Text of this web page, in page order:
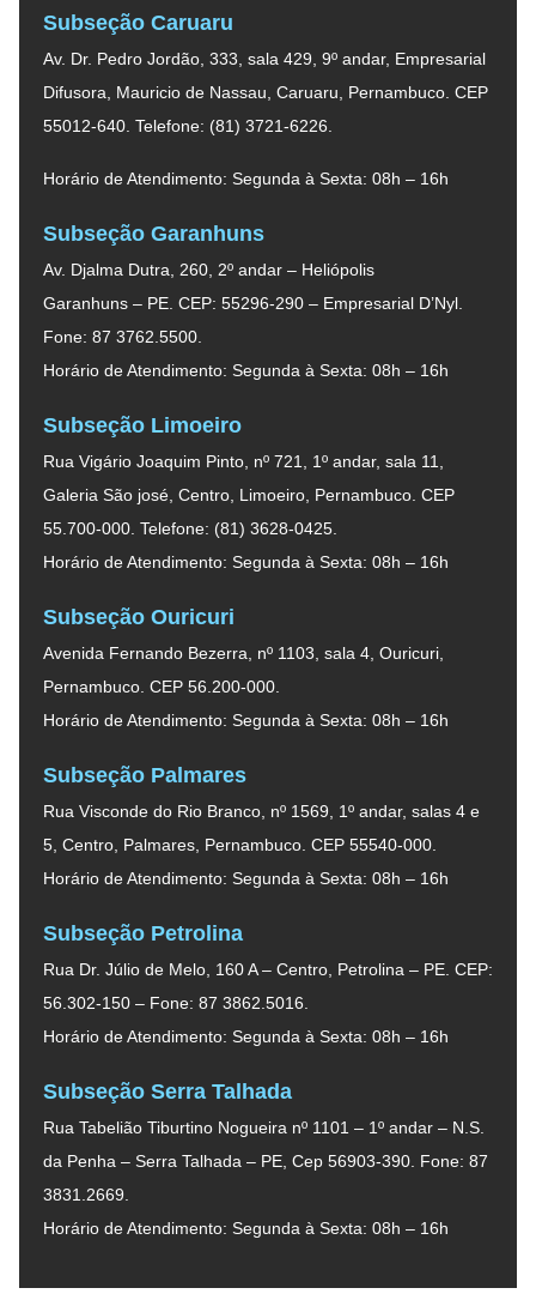
Subseção Caruaru
Av. Dr. Pedro Jordão, 333, sala 429, 9º andar, Empresarial
Difusora, Mauricio de Nassau, Caruaru, Pernambuco. CEP
55012-640. Telefone: (81) 3721-6226.
Horário de Atendimento: Segunda à Sexta: 08h – 16h
Subseção Garanhuns
Av. Djalma Dutra, 260, 2º andar – Heliópolis
Garanhuns – PE. CEP: 55296-290 – Empresarial D’Nyl.
Fone: 87 3762.5500.
Horário de Atendimento: Segunda à Sexta: 08h – 16h
Subseção Limoeiro
Rua Vigário Joaquim Pinto, nº 721, 1º andar, sala 11,
Galeria São josé, Centro, Limoeiro, Pernambuco. CEP
55.700-000. Telefone: (81) 3628-0425.
Horário de Atendimento: Segunda à Sexta: 08h – 16h
Subseção Ouricuri
Avenida Fernando Bezerra, nº 1103, sala 4, Ouricuri,
Pernambuco. CEP 56.200-000.
Horário de Atendimento: Segunda à Sexta: 08h – 16h
Subseção Palmares
Rua Visconde do Rio Branco, nº 1569, 1º andar, salas 4 e
5, Centro, Palmares, Pernambuco. CEP 55540-000.
Horário de Atendimento: Segunda à Sexta: 08h – 16h
Subseção Petrolina
Rua Dr. Júlio de Melo, 160 A – Centro, Petrolina – PE. CEP:
56.302-150 – Fone: 87 3862.5016.
Horário de Atendimento: Segunda à Sexta: 08h – 16h
Subseção Serra Talhada
Rua Tabelião Tiburtino Nogueira nº 1101 – 1º andar – N.S.
da Penha – Serra Talhada – PE, Cep 56903-390. Fone: 87
3831.2669.
Horário de Atendimento: Segunda à Sexta: 08h – 16h